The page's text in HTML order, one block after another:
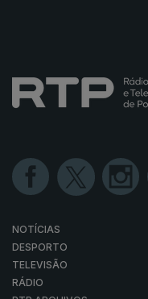
NOTÍCIAS
DESPORTO
TELEVISÃO
RÁDIO